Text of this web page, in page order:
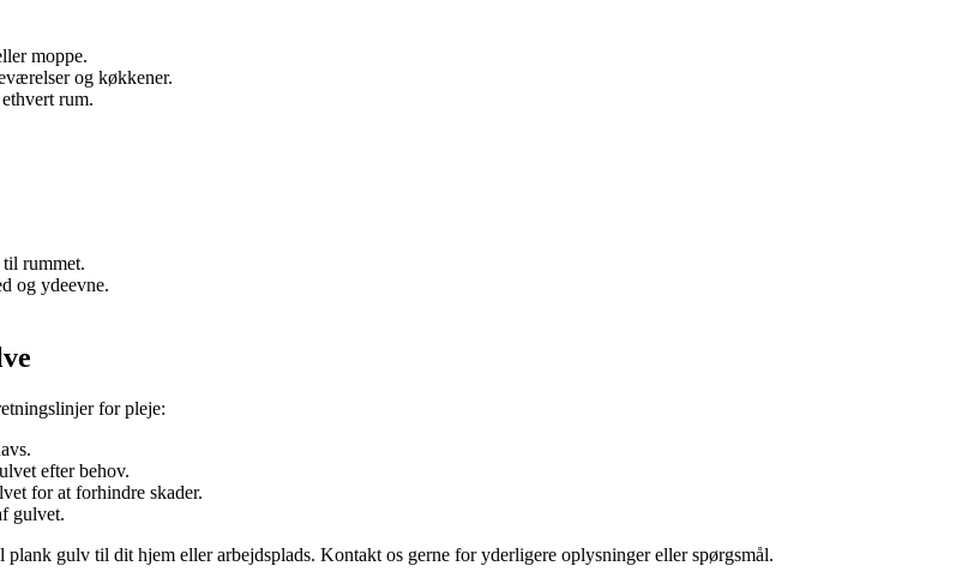
moppe.
og køkkener.
rum.
til rummet.
og ydeevne.
for pleje:
efter behov.
for at forhindre skader.
gulvet.
gulv til dit hjem eller arbejdsplads. Kontakt os gerne for yderligere oplysninger eller spørgsmål.